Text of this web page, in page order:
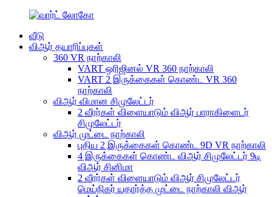
வீடு
விஆர் தயாரிப்புகள்
360 VR நாற்காலி
VART ஒரிஜினல் VR 360 நாற்காலி
VART 2 இருக்கைகள் கொண்ட VR 360
நாற்காலி
விஆர் விமான சிமுலேட்டர்
2 வீரர்கள் விளையாடும் விஆர் பாராகிளைடர்
சிமுலேட்டர்
விஆர் முட்டை நாற்காலி
புதிய 2 இருக்கைகள் கொண்ட 9D VR நாற்காலி
4 இருக்கைகள் கொண்ட விஆர் சிமுலேட்டர் 9டி
விஆர் சினிமா
2 வீரர்கள் விளையாடும் விஆர் சிமுலேட்டர்
மெய்நிகர் யதார்த்த முட்டை நாற்காலி விஆர்